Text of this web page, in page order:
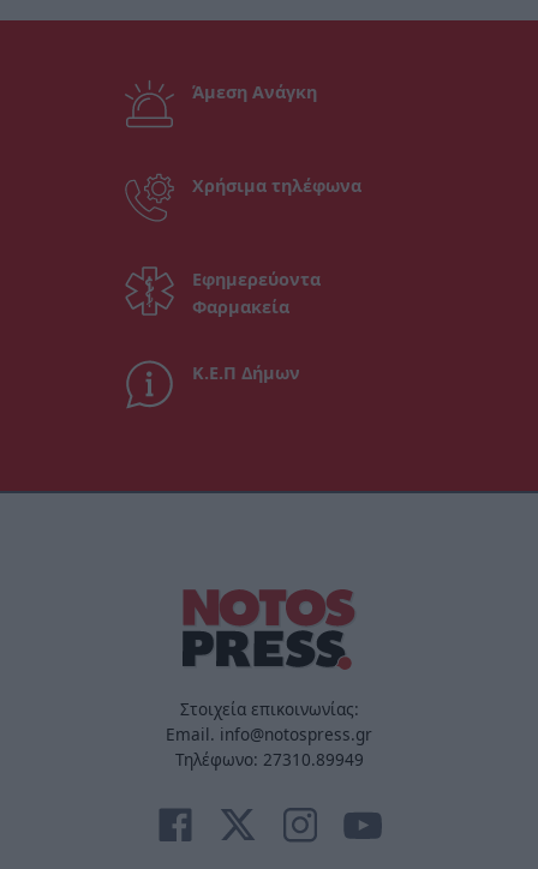
Άμεση Ανάγκη
Χρήσιμα τηλέφωνα
Εφημερεύοντα
Φαρμακεία
Κ.Ε.Π Δήμων
Στοιχεία επικοινωνίας:
Email. info@notospress.gr
Τηλέφωνο: 27310.89949